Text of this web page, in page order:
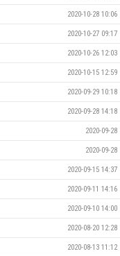
2020-10-28 10:06
2020-10-27 09:17
2020-10-26 12:03
2020-10-15 12:59
2020-09-29 10:18
2020-09-28 14:18
2020-09-28
2020-09-28
2020-09-15 14:37
2020-09-11 14:16
2020-09-10 14:00
2020-08-20 12:28
2020-08-13 11:12